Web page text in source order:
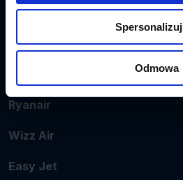
Spersonalizuj
Odmowa
Ryanair
Wizz Air
Easy Jet